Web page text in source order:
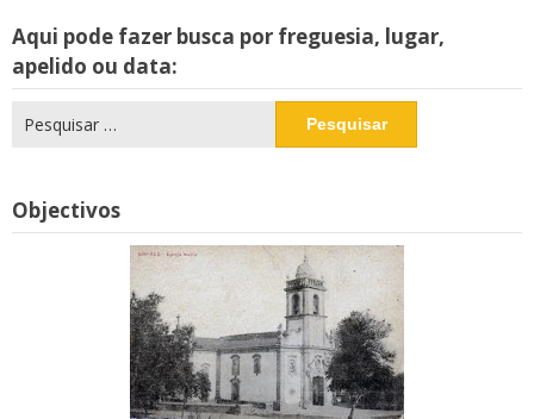
Aqui pode fazer busca por freguesia, lugar,
apelido ou data:
por:
Objectivos